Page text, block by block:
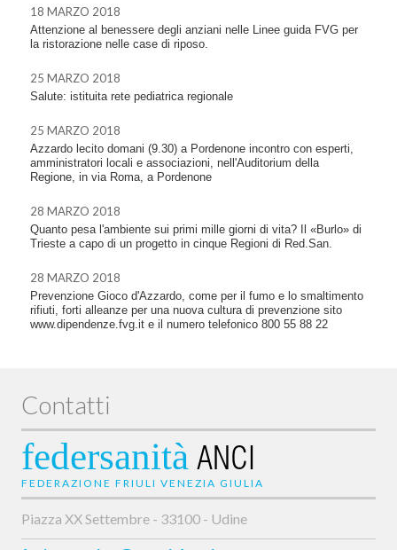
18 MARZO 2018
Attenzione al benessere degli anziani nelle Linee guida FVG per
la ristorazione nelle case di riposo.
25 MARZO 2018
Salute: istituita rete pediatrica regionale
25 MARZO 2018
Azzardo lecito domani (9.30) a Pordenone incontro con esperti,
amministratori locali e associazioni, nell'Auditorium della
Regione, in via Roma, a Pordenone
28 MARZO 2018
Quanto pesa l'ambiente sui primi mille giorni di vita? Il «Burlo» di
Trieste a capo di un progetto in cinque Regioni di Red.San.
28 MARZO 2018
Prevenzione Gioco d'Azzardo, come per il fumo e lo smaltimento
rifiuti, forti alleanze per una nuova cultura di prevenzione sito
www.dipendenze.fvg.it e il numero telefonico 800 55 88 22
Contatti
federsanità ANCI
FEDERAZIONE FRIULI VENEZIA GIULIA
Piazza XX Settembre - 33100 - Udine